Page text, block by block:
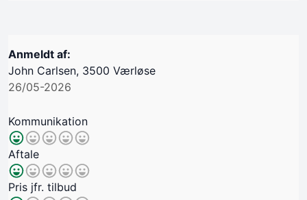
Anmeldt af:
John Carlsen, 3500 Værløse
26/05-2026
Kommunikation
Aftale
Pris jfr. tilbud